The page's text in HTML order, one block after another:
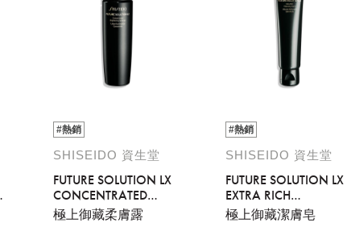
#熱銷
SHISEIDO 資生堂
FUTURE SOLUTION LX
CONCENTRATED
BRIGHTENING
SOFTENER
極上御藏柔膚露
#熱銷
SHISEIDO 資生堂
FUTURE SOLUTION LX
EXTRA RICH
CLEANSING FOAM
極上御藏潔膚皂